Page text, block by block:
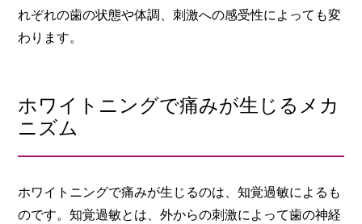
れぞれの歯の状態や体調、刺激への感受性によっても変
わります。
ホワイトニングで痛みが生じるメカ
ニズム
ホワイトニングで痛みが生じるのは、知覚過敏によるも
のです。知覚過敏とは、外からの刺激によって歯の神経